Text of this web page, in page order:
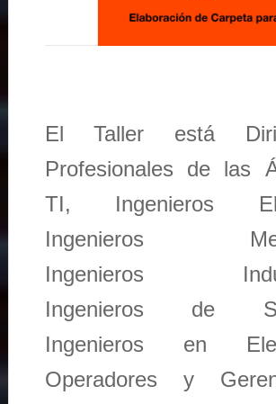
El Taller está
Profesionales de las
TI, Ingenieros
Ingenieros
Ingenieros
Ingenieros de
Ingenieros en
Operadores y